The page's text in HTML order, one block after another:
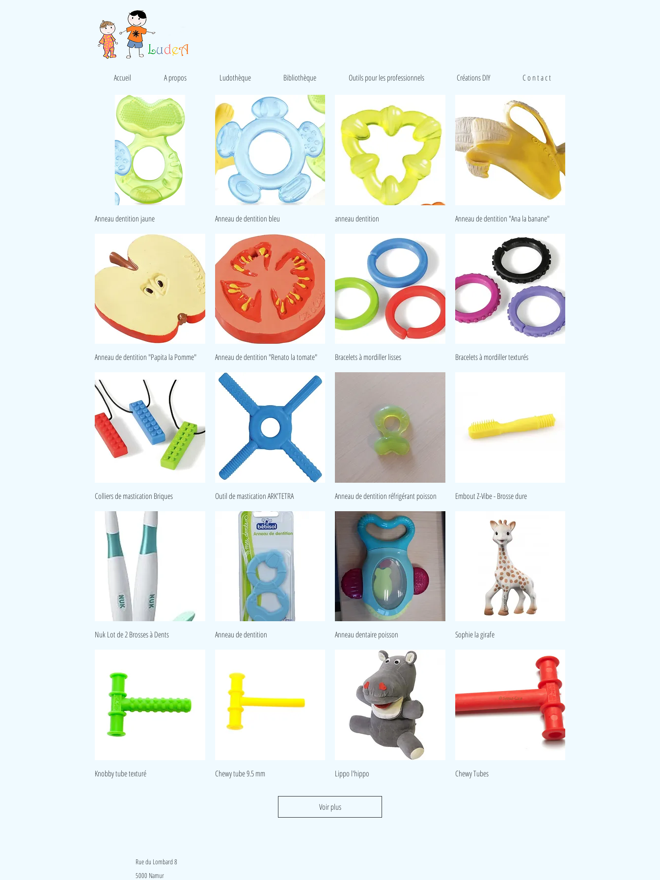
Accueil A propos Ludothèque Bibliothèque Outils pour les professionnels Créations DIY C o n t a c t
Aperçu rapide
Anneau dentition jaune Aperçu rapide
Anneau de dentition bleu Aperçu rapide
anneau dentition Aperçu rapide
Anneau de dentition "Ana la banane"
Aperçu rapide
Anneau de dentition "Papita la Pomme" Aperçu rapide
Anneau de dentition "Renato la tomate" Aperçu rapide
Bracelets à mordiller lisses Aperçu rapide
Bracelets à mordiller texturés
Aperçu rapide
Colliers de mastication Briques Aperçu rapide
Outil de mastication ARK'TETRA Aperçu rapide
Anneau de dentition réfrigérant poisson Aperçu rapide
Embout Z-Vibe - Brosse dure
Aperçu rapide
Nuk Lot de 2 Brosses à Dents Aperçu rapide
Anneau de dentition Aperçu rapide
Anneau dentaire poisson Sophie la girafe
Aperçu rapide
Knobby tube texturé Aperçu rapide
Chewy tube 9.5 mm Lippo l'hippo Chewy Tubes
Voir plus
Rue du Lombard 8
5000 Namur